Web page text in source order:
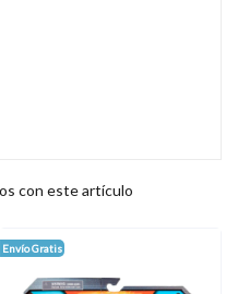
con este artículo
Envío Gratis